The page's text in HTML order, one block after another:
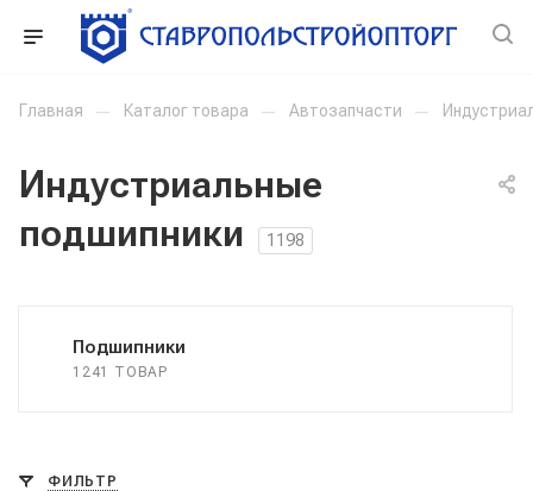
Главная — Каталог товара — Автозапчасти —
Индустриальные
подшипники
1198
Подшипники
1241 ТОВАР
ФИЛЬТР